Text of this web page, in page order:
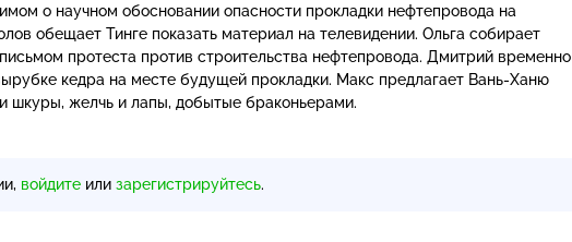
о научном обосновании опасности прокладки нефтепровода на
обещает Тинге показать материал на телевидении. Ольга собирает
протеста против строительства нефтепровода. Дмитрий временно
кедра на месте будущей прокладки. Макс предлагает Вань-Ханю
шкуры, желчь и лапы, добытые браконьерами.
войдите или зарегистрируйтесь.